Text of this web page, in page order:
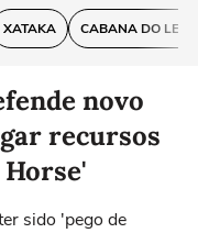
XATAKA CABANA DO
novo
recursos
sido 'pego de